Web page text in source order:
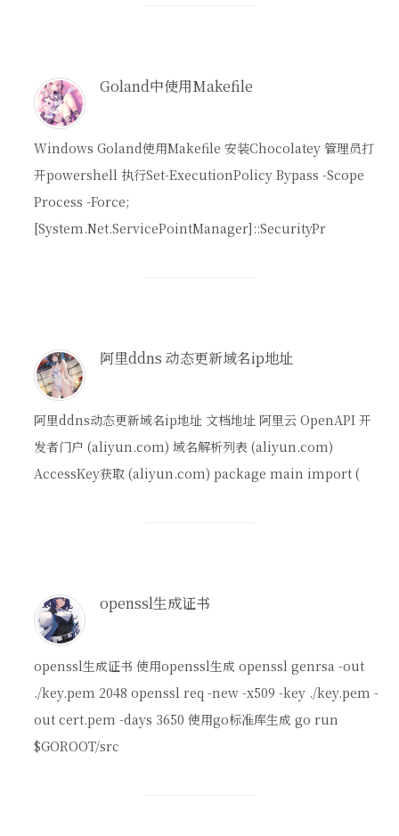
Goland中使用Makefile
Windows Goland使用Makefile 安装Chocolatey 管理员打
开powershell 执行Set-ExecutionPolicy Bypass -Scope
Process -Force;
[System.Net.ServicePointManager]::SecurityPr
阿里ddns 动态更新域名ip地址
阿里ddns动态更新域名ip地址 文档地址 阿里云 OpenAPI 开
发者门户 (aliyun.com) 域名解析列表 (aliyun.com)
AccessKey获取 (aliyun.com) package main import (
openssl生成证书
openssl生成证书 使用openssl生成 openssl genrsa -out
./key.pem 2048 openssl req -new -x509 -key ./key.pem -
out cert.pem -days 3650 使用go标准库生成 go run
$GOROOT/src